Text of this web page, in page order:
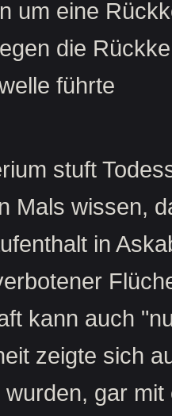
um eine
die
führte
stuft
Mals wissen,
in
kann auch
zeigte sich
gar